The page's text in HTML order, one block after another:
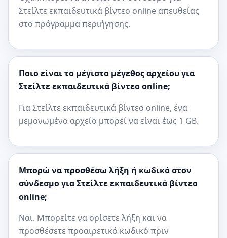
Στείλτε εκπαιδευτικά βίντεο online απευθείας
στο πρόγραμμα περιήγησης.
Ποιο είναι το μέγιστο μέγεθος αρχείου για
Στείλτε εκπαιδευτικά βίντεο online;
Για Στείλτε εκπαιδευτικά βίντεο online, ένα
μεμονωμένο αρχείο μπορεί να είναι έως 1 GB.
Μπορώ να προσθέσω λήξη ή κωδικό στον
σύνδεσμο για Στείλτε εκπαιδευτικά βίντεο
online;
Ναι. Μπορείτε να ορίσετε λήξη και να
προσθέσετε προαιρετικό κωδικό πριν